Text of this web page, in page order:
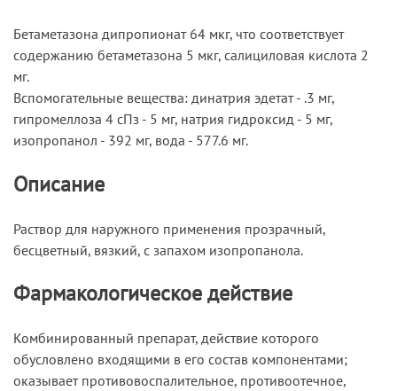
Бетаметазона дипропионат 64 мкг, что соответствует
содержанию бетаметазона 5 мкг, салициловая кислота 2
мг.
Вспомогательные вещества: динатрия эдетат - .3 мг,
гипромеллоза 4 сПз - 5 мг, натрия гидроксид - 5 мг,
изопропанол - 392 мг, вода - 577.6 мг.
Описание
Раствор для наружного применения прозрачный,
бесцветный, вязкий, с запахом изопропанола.
Фармакологическое действие
Комбинированный препарат, действие которого
обусловлено входящими в его состав компонентами;
оказывает противовоспалительное, противоотечное,